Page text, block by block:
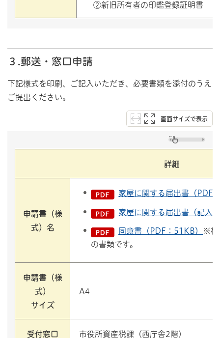
②新旧所有者の印鑑登録証明書
３.郵送・窓口申請
下記様式を印刷、ご記入いただき、必要書類を添付のうえ
ご提出ください。
画面サイズで表示
詳細
申請書（様
式）名
家屋に関する届出書（PDF
家屋に関する届出書（記入
同意書（PDF：51KB）
※相
の書類です。
申請書（様
式）
サイズ
A4
受付窓口 市役所資産税課（西庁舎2階）